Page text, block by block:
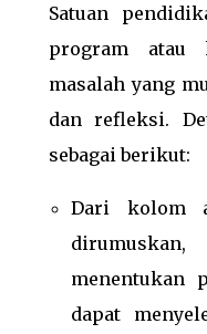
Satuan
program atau
masalah yang
dan refleksi.
sebagai berikut:
Dari kolom
menentukan
dapat